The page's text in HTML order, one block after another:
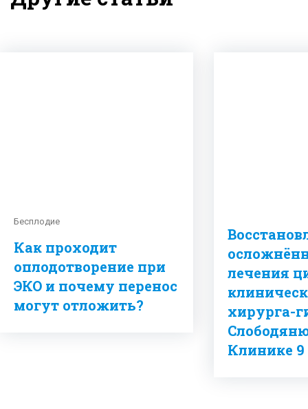
Бесплодие
Как проходит
оплодотворение при
ЭКО и почему перенос
могут отложить?
лечения
хирурга-
Клинике 9